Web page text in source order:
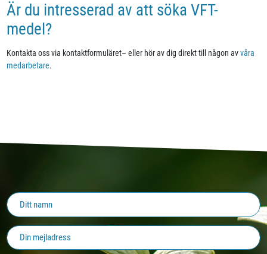
Är du intresserad av att söka VFT-
medel?
Kontakta oss via kontaktformuläret– eller hör av dig direkt till någon avvåra
medarbetare.